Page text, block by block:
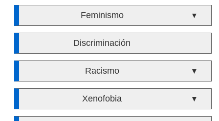
Feminismo ▼
Discriminación
Racismo ▼
Xenofobia ▼